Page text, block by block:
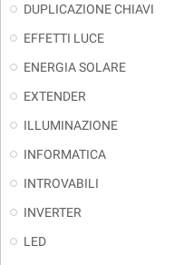
DUPLICAZIONE CHIAVI
EFFETTI LUCE
ENERGIA SOLARE
EXTENDER
ILLUMINAZIONE
INFORMATICA
INTROVABILI
INVERTER
LED